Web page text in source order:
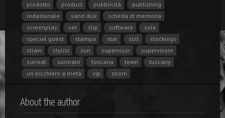
prodotto
product pubblicità
publishing
redazionale
sand disk
scheda di memoria
screenplay
set slip software
sole
special guest
stampa star still
stockings
straw
stylist sun supervisor
supervisore
surreal
surreale toscana town
tuscany
un bicchiere a metà
vip zoom
About the author